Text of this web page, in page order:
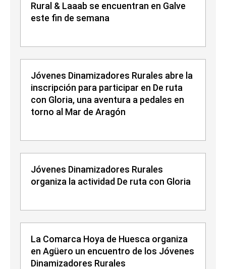
Rural & Laaab se encuentran en Galve
este fin de semana
Jóvenes Dinamizadores Rurales abre la
inscripción para participar en De ruta
con Gloria, una aventura a pedales en
torno al Mar de Aragón
Jóvenes Dinamizadores Rurales
organiza la actividad De ruta con Gloria
La Comarca Hoya de Huesca organiza
en Agüero un encuentro de los Jóvenes
Dinamizadores Rurales